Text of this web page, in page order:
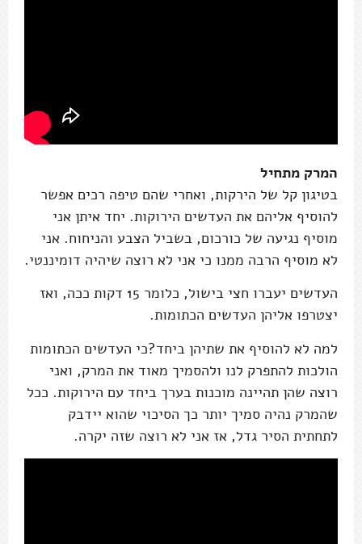
המרק מתחיל
בטיגון קל של הירקות, ואחרי שהם טיפה רכים אפשר
להוסיף אליהם את העדשים הירוקות. יחד איתן אני
מוסיף נגיעה של כורכום, בשביל הצבע והניחוח. אני
לא מוסיף הרבה ממנו כי אני לא רוצה שיהיה דומיננטי.
העדשים יעברו חצי בישול, כלומר 15 דקות ככה, ואז
יצטרפו אליהן העדשים הכתומות.
למה לא להוסיף את שתיהן ביחד?כי העדשים הכתומות
הולכות להתפרק לנו ולהסמיך מאוד את המרק, ואני
רוצה שהן תהיינה מוכנות בערך ביחד עם הירוקות. ככל
שהמרק נהיה סמיך יותר כך הסיכוי שהוא יידבק
לתחתית הסיר גדל, אז אני לא רוצה שזה יקרה.